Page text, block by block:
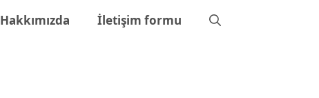
Hakkımızda İletişim formu